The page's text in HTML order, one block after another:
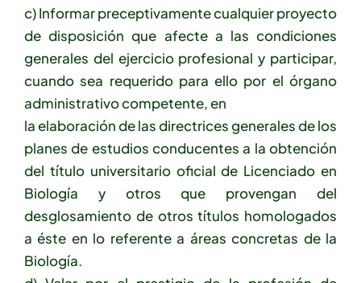
c) Informar preceptivamente cualquier proyecto
de disposición que afecte a las condiciones
generales del ejercicio profesional y participar,
cuando sea requerido para ello por el órgano
administrativo competente, en
la elaboración de las directrices generales de los
planes de estudios conducentes a la obtención
del título universitario oficial de Licenciado en
Biología y otros que provengan del
desglosamiento de otros títulos homologados
a éste en lo referente a áreas concretas de la
Biología.